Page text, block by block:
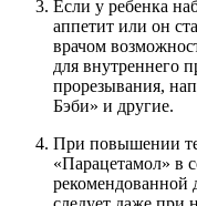
Если у ребенка
аппетит или он
врачом
для внутреннего
прорезывания,
Бэби» и другие.
При повышении
«Парацетамол» в
рекомендованной